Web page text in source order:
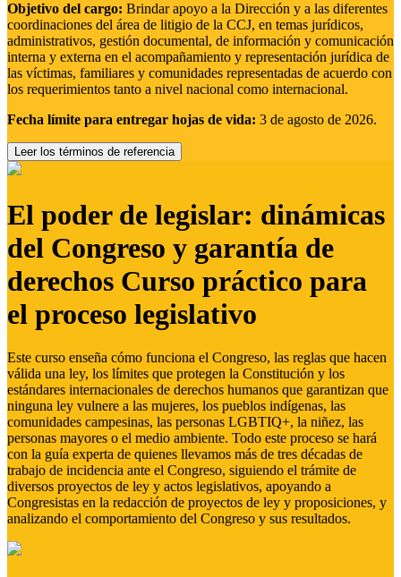
Objetivo del cargo: Brindar apoyo a la Dirección y a las diferentes
coordinaciones del área de litigio de la CCJ, en temas jurídicos,
administrativos, gestión documental, de información y comunicación
interna y externa en el acompañamiento y representación jurídica de
las víctimas, familiares y comunidades representadas de acuerdo con
los requerimientos tanto a nivel nacional como internacional.
Fecha límite para entregar hojas de vida: 3 de agosto de 2026.
Leer los términos de referencia
El poder de legislar: dinámicas
del Congreso y garantía de
derechos Curso práctico para
el proceso legislativo
Este curso enseña cómo funciona el Congreso, las reglas que hacen
válida una ley, los límites que protegen la Constitución y los
estándares internacionales de derechos humanos que garantizan que
ninguna ley vulnere a las mujeres, los pueblos indígenas, las
comunidades campesinas, las personas LGBTIQ+, la niñez, las
personas mayores o el medio ambiente. Todo este proceso se hará
con la guía experta de quienes llevamos más de tres décadas de
trabajo de incidencia ante el Congreso, siguiendo el trámite de
diversos proyectos de ley y actos legislativos, apoyando a
Congresistas en la redacción de proyectos de ley y proposiciones, y
analizando el comportamiento del Congreso y sus resultados.